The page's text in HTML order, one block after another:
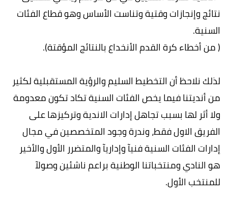
نتائج وإنجازات وقتية وتناست الأساس وهو قطاع الفئات
السنية.
( من أخطاء كرة القدم الأنخداع بالنتائج المؤقتة).
لذلك نلاحظ أن التخطيط السليم والرؤية المستقبلية لكثير
من أنديتنا فيما يخص الفئات السنية تكاد تكون معدومة
ولا أثر لها بسبب تجاهل إدارات الاندية وتركيزها على
الفريق الاول فقط، وندرة وجود المتخصصين في مجال
إدارات الفئات السنية فنيآ وإداريآ والمتضرر الأول والأخير
هو النادي ومنتخباتنا الوطنية براعم ناشئين وصولآ
للمنتخب الأول.